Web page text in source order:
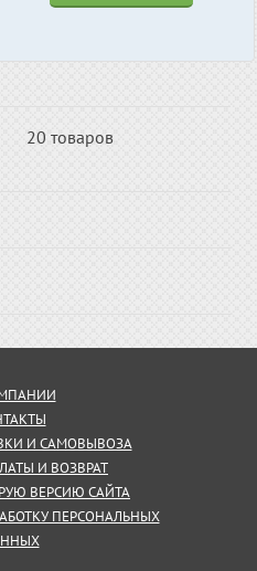
20 товаров
И САМОВЫВОЗА
И ВОЗВРАТ
ВЕРСИЮ САЙТА
ПЕРСОНАЛЬНЫХ